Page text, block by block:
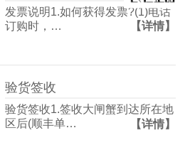
发票说明1.如何获得发票?(1)电话
订购时，…
【详情】
验货签收
验货签收1.签收大闸蟹到达所在地
区后(顺丰单…
【详情】